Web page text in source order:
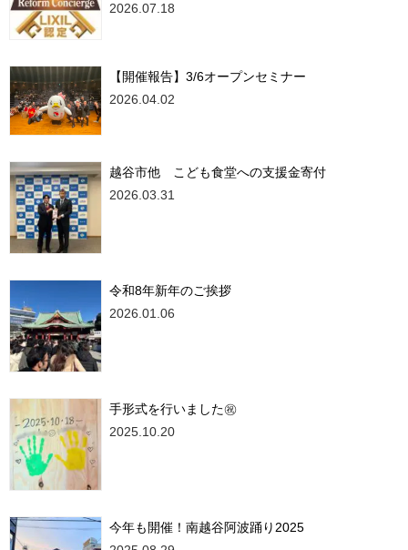
2026.07.18
【開催報告】3/6オープンセミナー
2026.04.02
越谷市他 こども食堂への支援金寄付
2026.03.31
令和8年新年のご挨拶
2026.01.06
手形式を行いました㊗
2025.10.20
今年も開催！南越谷阿波踊り2025